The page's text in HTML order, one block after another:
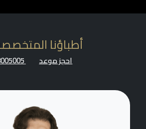
أطباؤنا المتخصصون
احجز موعد 8005005